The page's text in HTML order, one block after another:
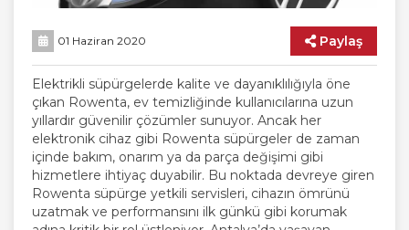
01 Haziran 2020 Paylaş
Elektrikli süpürgelerde kalite ve dayanıklılığıyla öne
çıkan Rowenta, ev temizliğinde kullanıcılarına uzun
yıllardır güvenilir çözümler sunuyor. Ancak her
elektronik cihaz gibi Rowenta süpürgeler de zaman
içinde bakım, onarım ya da parça değişimi gibi
hizmetlere ihtiyaç duyabilir. Bu noktada devreye giren
Rowenta süpürge yetkili servisleri, cihazın ömrünü
uzatmak ve performansını ilk günkü gibi korumak